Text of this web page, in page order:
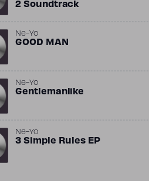
2 Soundtrack
Ne-Yo
GOOD MAN
Ne-Yo
Gentlemanlike
Ne-Yo
3 Simple Rules EP